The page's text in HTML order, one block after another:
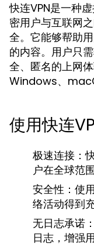
快连VPN是一种
密用户与互联网
全。它能够帮助
的内容。用户只
全、匿名的上网
Windows、
使用快连
极速连接：
户在全球范
安全性： 使
络活动得到
无日志承诺
日志，增强